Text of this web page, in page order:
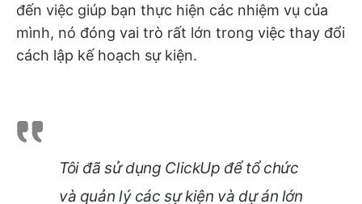
đến việc giúp bạn thực hiện các nhiệm vụ của
mình, nó đóng vai trò rất lớn trong việc thay đổi
cách lập kế hoạch sự kiện.
Tôi đã sử dụng ClickUp để tổ chức
và quản lý các sự kiện và dự án lớn